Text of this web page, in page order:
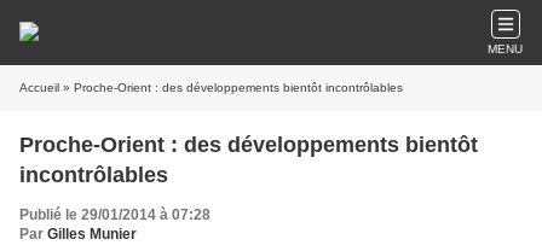
MENU
Accueil » Proche-Orient : des développements bientôt incontrôlables
Proche-Orient : des développements bientôt
incontrôlables
Publié le 29/01/2014 à 07:28
Par Gilles Munier